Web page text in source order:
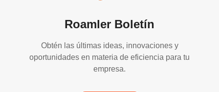
Roamler Boletín
Obtén las últimas ideas, innovaciones y
oportunidades en materia de eficiencia para tu
empresa.